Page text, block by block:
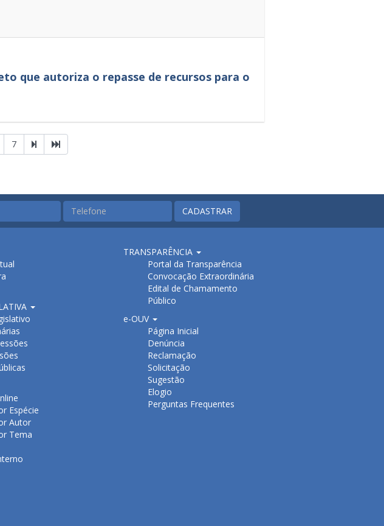
que autoriza o repasse de recursos para o
7
CADASTRAR
Espécie
Autor
Tema
TRANSPARÊNCIA
Portal da Transparência
Convocação Extraordinária
Edital de Chamamento
Público
e-OUV
Página Inicial
Denúncia
Reclamação
Solicitação
Sugestão
Elogio
Perguntas Frequentes